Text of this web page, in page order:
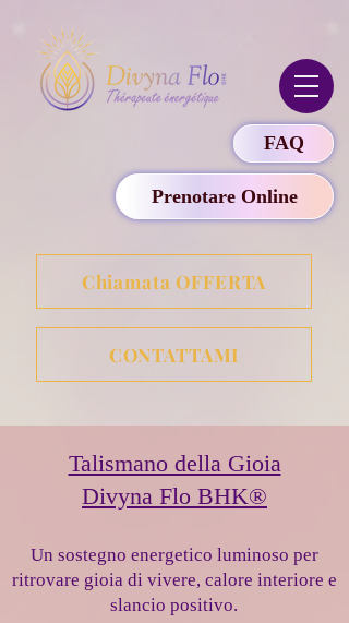
Chiamata OFFERTA
CONTATTAMI
FAQ
Prenotare Online
Talismano della Gioia
Divyna Flo BHK®
Un sostegno energetico luminoso per
ritrovare gioia di vivere, calore interiore e
slancio positivo.